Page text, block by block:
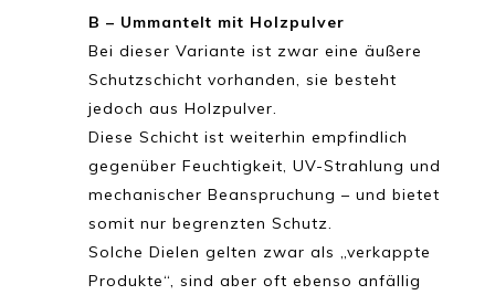
B – Ummantelt mit Holzpulver
Bei dieser Variante ist zwar eine äußere
Schutzschicht vorhanden, sie besteht
jedoch aus Holzpulver.
Diese Schicht ist weiterhin empfindlich
gegenüber Feuchtigkeit, UV-Strahlung und
mechanischer Beanspruchung – und bietet
somit nur begrenzten Schutz.
Solche Dielen gelten zwar als „verkappte
Produkte“, sind aber oft ebenso anfällig